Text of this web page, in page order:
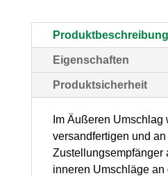
–
äußerer
Umschlag
Sichtfenster,
Produktbeschreibung
Eigenschaften
Produktsicherheit
Im Äußeren Umschlag
versandfertigen und an
Zustellungsempfänger
inneren Umschläge an